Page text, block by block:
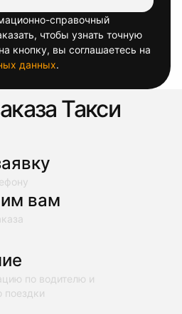
справочный
чтобы узнать точную
кнопку, вы соглашаетесь на
данных.
Такси
вам
по водителю и
поездки